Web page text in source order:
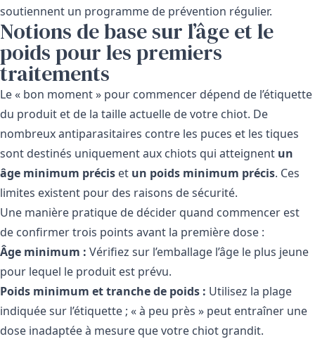
soutiennent un programme de prévention régulier.
Notions de base sur l’âge et le
poids pour les premiers
traitements
Le « bon moment » pour commencer dépend de l’étiquette
du produit et de la taille actuelle de votre chiot. De
nombreux antiparasitaires contre les puces et les tiques
sont destinés uniquement aux chiots qui atteignent un
âge minimum précis et un poids minimum précis. Ces
limites existent pour des raisons de sécurité.
Une manière pratique de décider quand commencer est
de confirmer trois points avant la première dose :
Âge minimum : Vérifiez sur l’emballage l’âge le plus jeune
pour lequel le produit est prévu.
Poids minimum et tranche de poids : Utilisez la plage
indiquée sur l’étiquette ; « à peu près » peut entraîner une
dose inadaptée à mesure que votre chiot grandit.